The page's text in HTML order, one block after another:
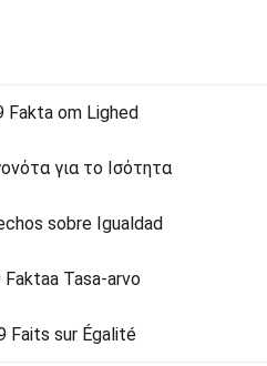
om Lighed
για το Ισότητα
sobre Igualdad
Tasa-arvo
sur Égalité